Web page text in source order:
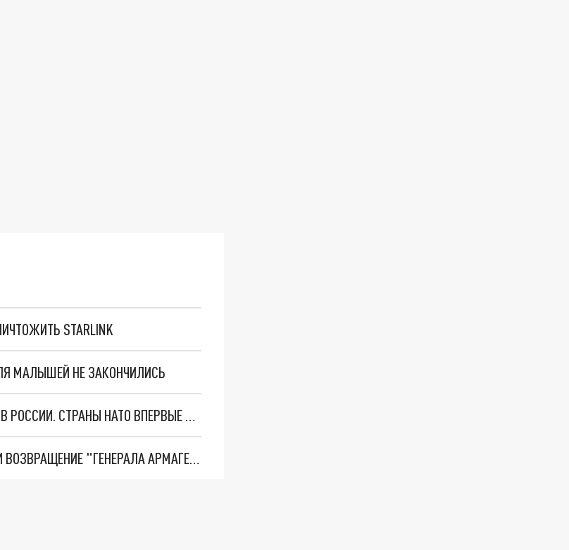
STARLINK
МАЛЫШЕЙ НЕ ЗАКОНЧИЛИСЬ
"ОЧЕНЬ ПЛОХИЕ НОВОСТИ": БОЛЬШАЯ ОШИБКА PALANTIR В РОССИИ. СТРАНЫ НАТО ВПЕРВЫЕ ЗА СВО ОСТАНОВИЛИ ПОСТАВКИ ОРУЖИЯ. ВСУ ТЕРЯЮТ ПРИГРАНИЧЬЕ?
ТРИ ГЛАВНЫХ ИНСАЙДА ОБ СВО. ОТМЕНА МОБИЛИЗАЦИИ И ВОЗВРАЩЕНИЕ "ГЕНЕРАЛА АРМАГЕДДОНА"? ОТЛИЧНЫЕ НОВОСТИ, КОТОРЫЕ ЖДАЛИ ВСЕ